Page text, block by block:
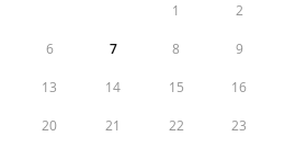
1 2
6 7 8 9
13 14 15 16
20 21 22 23